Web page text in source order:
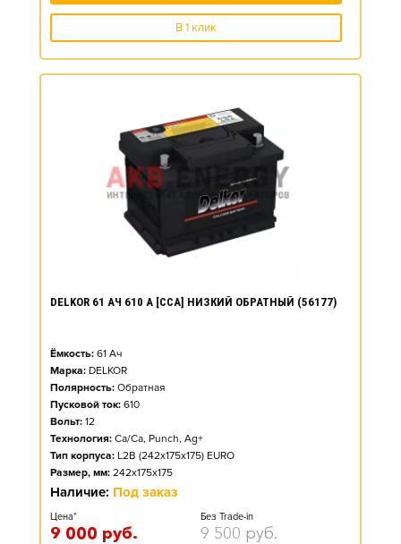
В 1 клик
DELKOR 61 АЧ 610 А [CCA] НИЗКИЙ ОБРАТНЫЙ (56177)
Ёмкость: 61 Ач
Марка: DELKOR
Полярность: Обратная
Пусковой ток: 610
Вольт: 12
Технология: Ca/Ca, Punch, Ag+
Тип корпуса: L2B (242x175x175) EURO
Размер, мм: 242x175x175
Наличие: Под заказ
Цена*
9 000 руб.
Без Trade-in
9 500 руб.